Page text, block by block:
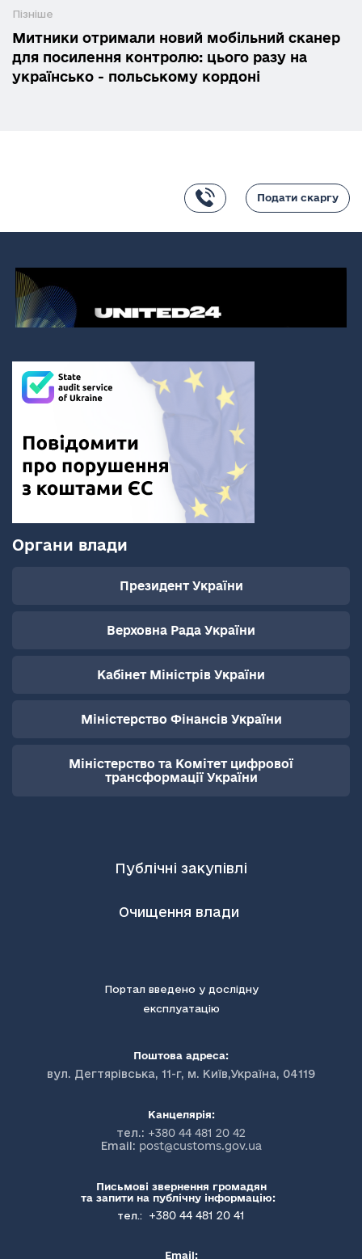
Пізніше
Митники отримали новий мобільний сканер
для посилення контролю: цього разу на
українсько - польському кордоні
Подати скаргу
Органи влади
Президент України
Верховна Рада України
Кабінет Міністрів України
Міністерство Фінансів України
Міністерство та Комітет цифрової
трансформації України
Публічні закупівлі
Очищення влади
Портал введено у дослідну
експлуатацію
Поштова адреса:
вул. Дегтярівська, 11-г, м. Київ,Україна, 04119
Канцелярія:
тел.: +380 44 481 20 42
Email: post@customs.gov.ua
Письмові звернення громадян
та запити на публічну інформацію:
тел.:
+380 44 481 20 41
Email: